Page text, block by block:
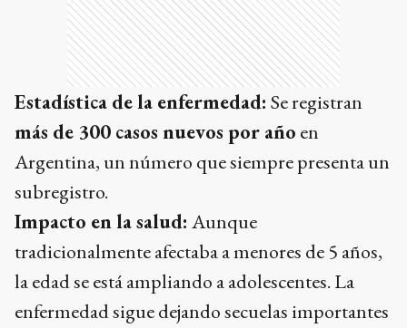
Estadística de la enfermedad: Se registran
más de 300 casos nuevos por año en
Argentina, un número que siempre presenta un
subregistro.
Impacto en la salud: Aunque
tradicionalmente afectaba a menores de 5 años,
la edad se está ampliando a adolescentes. La
enfermedad sigue dejando secuelas importantes